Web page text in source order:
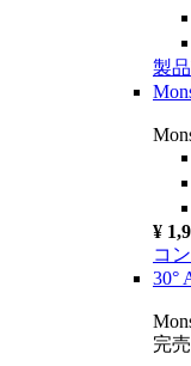
製
¥
コ
30°
完